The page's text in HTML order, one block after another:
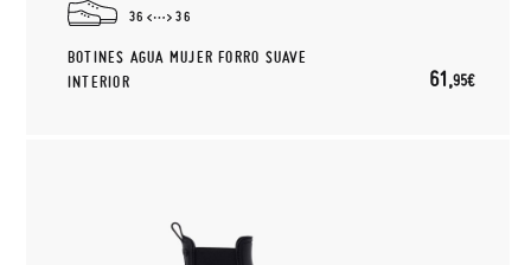
36 36
BOTINES AGUA MUJER FORRO SUAVE
INTERIOR
61,95€